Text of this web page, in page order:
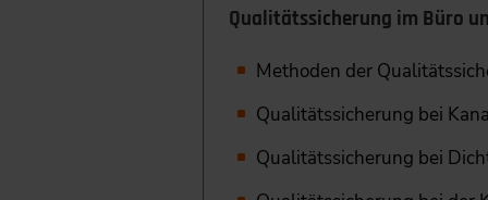
Qualitätssicherung im Büro
Methoden der
Qualitätssicherung bei
Qualitätssicherung bei